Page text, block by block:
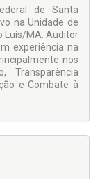
de Santa
na Unidade de
Luís/MA. Auditor
experiência na
nos
Transparência
e Combate à